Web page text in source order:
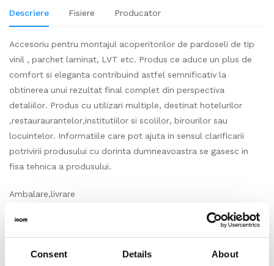
Consent Details About
Descriere Fisiere Producator
Accesoriu pentru montajul acoperitorilor de pardoseli de tip
vinil , parchet laminat, LVT etc. Produs ce aduce un plus de
comfort si eleganta contribuind astfel semnificativ la
obtinerea unui rezultat final complet din perspectiva
detaliilor. Produs cu utilizari multiple, destinat hotelurilor
,restauraurantelor,institutiilor si scolilor, birourilor sau
locuintelor. Informatiile care pot ajuta in sensul clarificarii
potrivirii produsului cu dorinta dumneavoastra se gasesc in
fisa tehnica a produsului.
Ambalare,livrare
Accesoriu produs si impachetat la bucata, cantitate standard
pe bucata (ml/buc) conform prezentarii produsului pe
site. Produs vandut la bucata, conform modului in care se